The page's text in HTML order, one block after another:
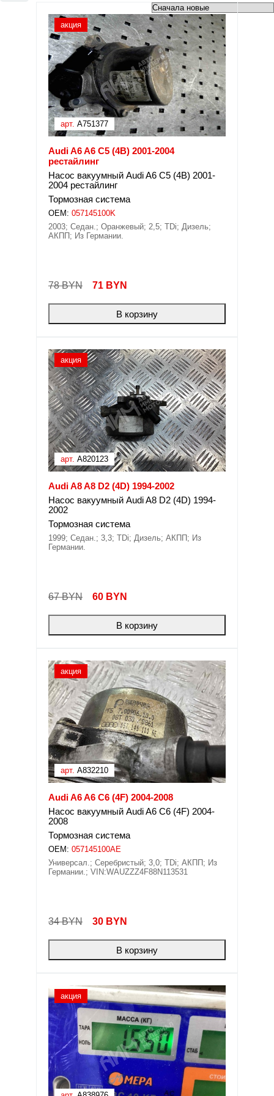
акция
арт. A751377
Audi A6 A6 C5 (4B) 2001-2004
рестайлинг
Насос вакуумный Audi A6 C5 (4B) 2001-
2004 рестайлинг
Тормозная система
OEM: 057145100K
2003; Седан.; Оранжевый; 2,5; TDi; Дизель;
АКПП; Из Германии.
78 BYN 71 BYN
В корзину
акция
арт. A820123
Audi A8 A8 D2 (4D) 1994-2002
Насос вакуумный Audi A8 D2 (4D) 1994-
2002
Тормозная система
1999; Седан.; 3,3; TDi; Дизель; АКПП; Из
Германии.
67 BYN 60 BYN
В корзину
акция
арт. A832210
Audi A6 A6 C6 (4F) 2004-2008
Насос вакуумный Audi A6 C6 (4F) 2004-
2008
Тормозная система
OEM: 057145100AE
Универсал.; Серебристый; 3,0; TDi; АКПП; Из
Германии.; VIN:WAUZZZ4F88N113531
34 BYN 30 BYN
В корзину
акция